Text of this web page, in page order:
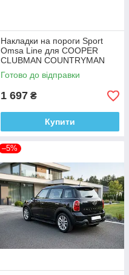
Накладки на пороги Sport
Omsa Line для COOPER
CLUBMAN COUNTRYMAN
(4шт)
Готово до відправки
1 697 ₴
Купити
–5%